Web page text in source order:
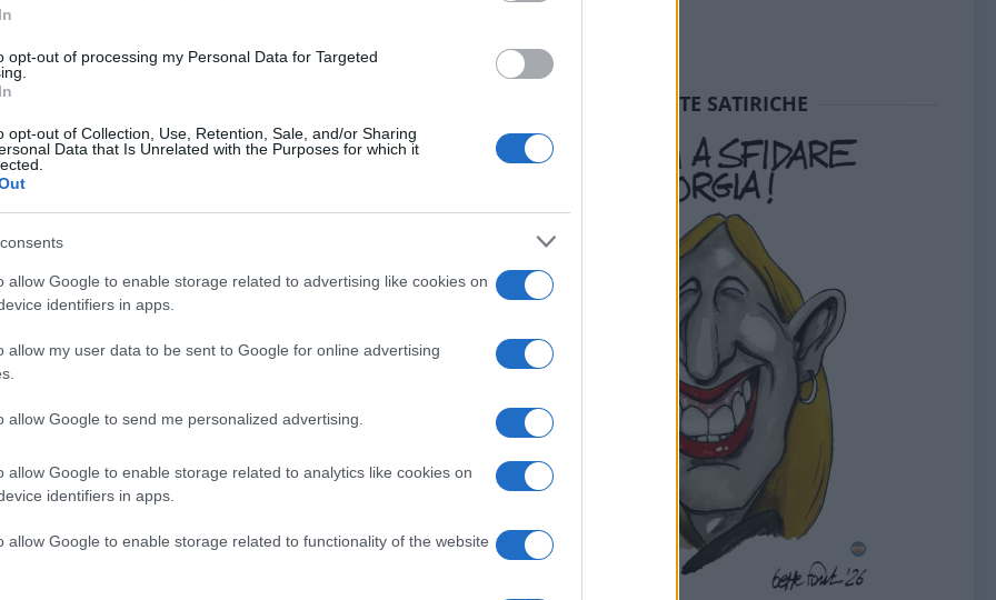
opt-out of processing my Personal Data for Targeted
opt-out of Collection, Use, Retention, Sale, and/or Sharing
Data that Is Unrelated with the Purposes for which it
allow Google to enable storage related to advertising like cookies on
identifiers in apps.
allow my user data to be sent to Google for online advertising
allow Google to send me personalized advertising.
allow Google to enable storage related to analytics like cookies on
identifiers in apps.
allow Google to enable storage related to functionality of the website
o “cacciatrice di fascisti”.
contro un uomo per motivi politici è tante cose ma
quel casellario giudiziario, la ammette in
condanne che ha accumulato in Italia?)
quei reati non sono coperti?
SEDUTE SATIRICHE